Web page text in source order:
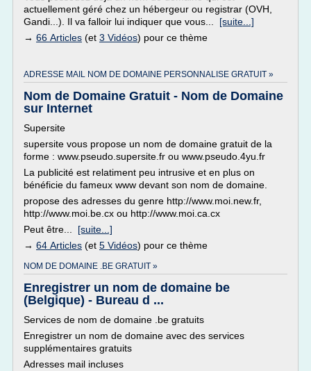
actuellement géré chez un hébergeur ou registrar (OVH,
Gandi...). Il va falloir lui indiquer que vous... [suite...]
→ 66 Articles (et 3 Vidéos) pour ce thème
ADRESSE MAIL NOM DE DOMAINE PERSONNALISE GRATUIT »
Nom de Domaine Gratuit - Nom de Domaine
sur Internet
Supersite
supersite vous propose un nom de domaine gratuit de la
forme : www.pseudo.supersite.fr ou www.pseudo.4yu.fr
La publicité est relatiment peu intrusive et en plus on
bénéficie du fameux www devant son nom de domaine.
propose des adresses du genre http://www.moi.new.fr,
http://www.moi.be.cx ou http://www.moi.ca.cx
Peut être... [suite...]
→ 64 Articles (et 5 Vidéos) pour ce thème
NOM DE DOMAINE .BE GRATUIT »
Enregistrer un nom de domaine be
(Belgique) - Bureau d ...
Services de nom de domaine .be gratuits
Enregistrer un nom de domaine avec des services
supplémentaires gratuits
Adresses mail incluses